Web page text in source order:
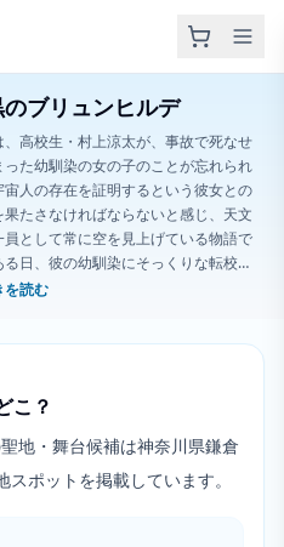
ブリュンヒルデ
、高校生・村上涼太が、事故で死なせ
った幼馴染の女の子のことが忘れられ
宙人の存在を証明するという彼女との
果たさなければならないと感じ、天文
員として常に空を見上げている物語で
る日、彼の幼馴染にそっくりな転校
猫音が現れます。彼女は研究施設か
を読む
こ？
地・舞台候補は神奈川県鎌倉
ポットを掲載しています。